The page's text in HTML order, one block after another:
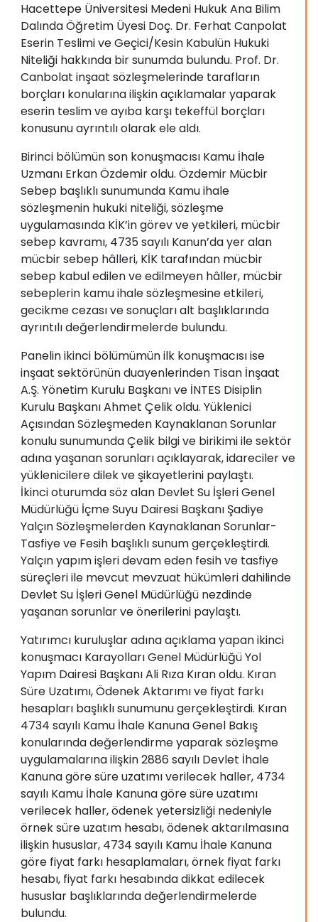
Hacettepe Üniversitesi Medeni Hukuk Ana Bilim
Dalında Öğretim Üyesi Doç. Dr. Ferhat Canpolat
Eserin Teslimi ve Geçici/Kesin Kabulün Hukuki
Niteliği hakkında bir sunumda bulundu. Prof. Dr.
Canbolat inşaat sözleşmelerinde tarafların
borçları konularına ilişkin açıklamalar yaparak
eserin teslim ve ayıba karşı tekeffül borçları
konusunu ayrıntılı olarak ele aldı.
Birinci bölümün son konuşmacısı Kamu İhale
Uzmanı Erkan Özdemir oldu. Özdemir Mücbir
Sebep başlıklı sunumunda Kamu ihale
sözleşmenin hukuki niteliği, sözleşme
uygulamasında KİK’in görev ve yetkileri, mücbir
sebep kavramı, 4735 sayılı Kanun’da yer alan
mücbir sebep hâlleri, KİK tarafından mücbir
sebep kabul edilen ve edilmeyen hâller, mücbir
sebeplerin kamu ihale sözleşmesine etkileri,
gecikme cezası ve sonuçları alt başlıklarında
ayrıntılı değerlendirmelerde bulundu.
Panelin ikinci bölümümün ilk konuşmacısı ise
inşaat sektörünün duayenlerinden Tisan İnşaat
A.Ş. Yönetim Kurulu Başkanı ve İNTES Disiplin
Kurulu Başkanı Ahmet Çelik oldu. Yüklenici
Açısından Sözleşmeden Kaynaklanan Sorunlar
konulu sunumunda Çelik bilgi ve birikimi ile sektör
adına yaşanan sorunları açıklayarak, idareciler ve
yüklenicilere dilek ve şikayetlerini paylaştı.
İkinci oturumda söz alan Devlet Su İşleri Genel
Müdürlüğü İçme Suyu Dairesi Başkanı Şadiye
Yalçın Sözleşmelerden Kaynaklanan Sorunlar-
Tasfiye ve Fesih başlıklı sunum gerçekleştirdi.
Yalçın yapım işleri devam eden fesih ve tasfiye
süreçleri ile mevcut mevzuat hükümleri dahilinde
Devlet Su İşleri Genel Müdürlüğü nezdinde
yaşanan sorunlar ve önerilerini paylaştı.
Yatırımcı kuruluşlar adına açıklama yapan ikinci
konuşmacı Karayolları Genel Müdürlüğü Yol
Yapım Dairesi Başkanı Ali Rıza Kıran oldu. Kıran
Süre Uzatımı, Ödenek Aktarımı ve fiyat farkı
hesapları başlıklı sunumunu gerçekleştirdi. Kıran
4734 sayılı Kamu İhale Kanuna Genel Bakış
konularında değerlendirme yaparak sözleşme
uygulamalarına ilişkin 2886 sayılı Devlet İhale
Kanuna göre süre uzatımı verilecek haller, 4734
sayılı Kamu İhale Kanuna göre süre uzatımı
verilecek haller, ödenek yetersizliği nedeniyle
örnek süre uzatım hesabı, ödenek aktarılmasına
ilişkin hususlar, 4734 sayılı Kamu İhale Kanuna
göre fiyat farkı hesaplamaları, örnek fiyat farkı
hesabı, fiyat farkı hesabında dikkat edilecek
hususlar başlıklarında değerlendirmelerde
bulundu.